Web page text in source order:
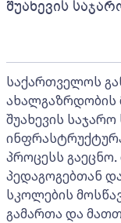
შუახევის
საქართველოს
ახალგაზრდობის
შუახევის
პროცესს
პედაგოგებთან
სკოლების
გამართა და